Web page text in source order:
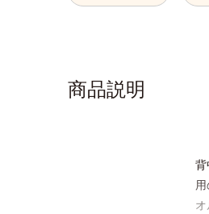
商品説明